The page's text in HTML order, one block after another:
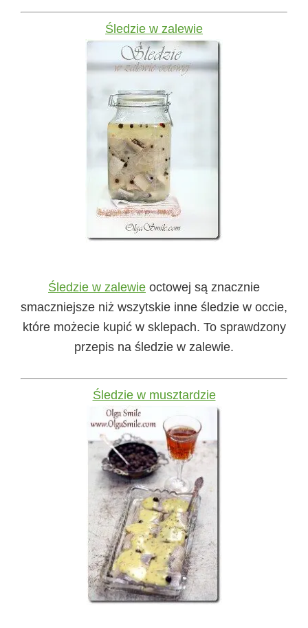
Śledzie w zalewie
Śledzie w zalewie octowej są znacznie
smaczniejsze niż wszytskie inne śledzie w occie,
które możecie kupić w sklepach. To sprawdzony
przepis na śledzie w zalewie.
Śledzie w musztardzie